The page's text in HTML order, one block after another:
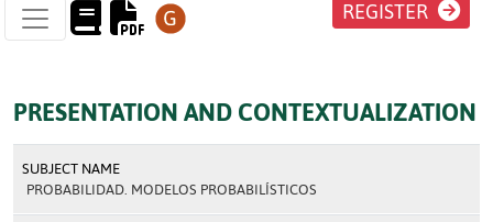
REGISTER
PRESENTATION AND CONTEXTUALIZATION
SUBJECT NAME
PROBABILIDAD. MODELOS PROBABILÍSTICOS